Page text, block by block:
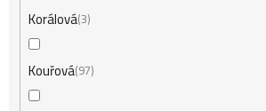
Korálová3
Kouřová 97